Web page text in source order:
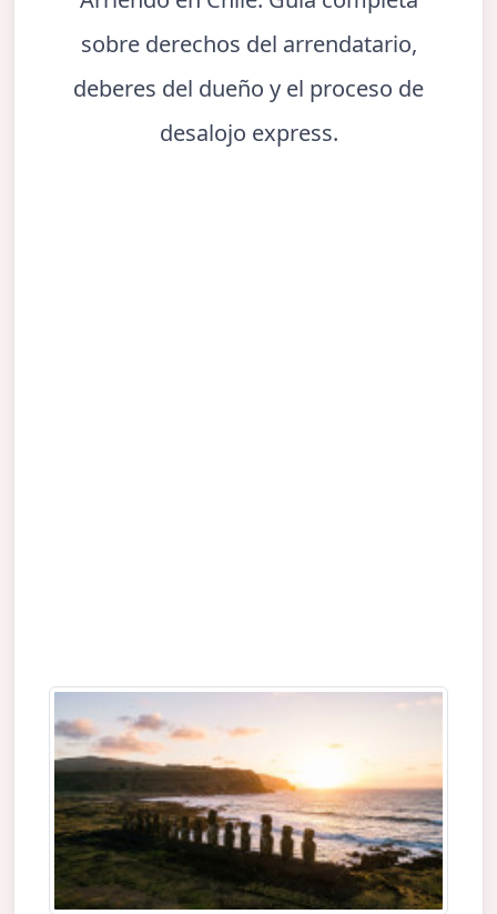
sobre derechos del arrendatario,
deberes del dueño y el proceso de
desalojo express.